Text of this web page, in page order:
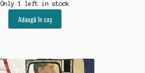
Only 1 left in stock
Adaugă în coș